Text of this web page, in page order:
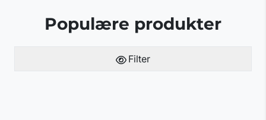
Populære produkter
Filter